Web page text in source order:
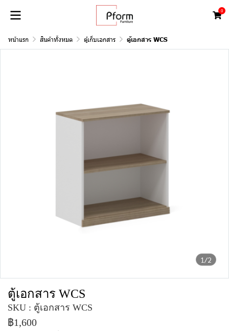
0
หน้าแรก สินค้าทั้งหมด ตู้เก็บเอกสาร ตู้เอกสาร WCS
1/2
ตู้เอกสาร WCS
SKU : ตู้เอกสาร WCS
฿1,600